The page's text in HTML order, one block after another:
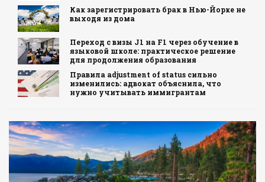
Как зарегистрировать брак в Нью-Йорке не
выходя из дома
Переход с визы J1 на F1 через обучение в
языковой школе: практическое решение
для продолжения образования
Правила adjustment of status сильно
изменились: адвокат объяснила, что
нужно учитывать иммигрантам